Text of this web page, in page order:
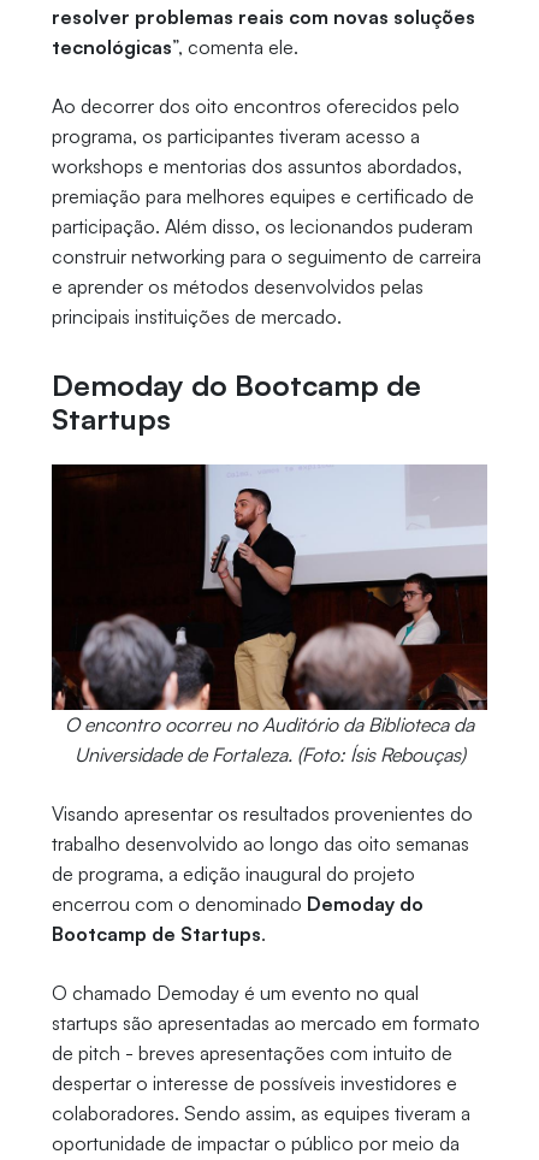
resolver problemas reais com novas soluções
tecnológicas”, comenta ele.
Ao decorrer dos oito encontros oferecidos pelo
programa, os participantes tiveram acesso a
workshops e mentorias dos assuntos abordados,
premiação para melhores equipes e certificado de
participação. Além disso, os lecionandos puderam
construir networking para o seguimento de carreira
e aprender os métodos desenvolvidos pelas
principais instituições de mercado.
Demoday do Bootcamp de
Startups
O encontro ocorreu no Auditório da Biblioteca da
Universidade de Fortaleza. (Foto: Ísis Rebouças)
Visando apresentar os resultados provenientes do
trabalho desenvolvido ao longo das oito semanas
de programa, a edição inaugural do projeto
encerrou com o denominado Demoday do
Bootcamp de Startups.
O chamado Demoday é um evento no qual
startups são apresentadas ao mercado em formato
de pitch - breves apresentações com intuito de
despertar o interesse de possíveis investidores e
colaboradores. Sendo assim, as equipes tiveram a
oportunidade de impactar o público por meio da